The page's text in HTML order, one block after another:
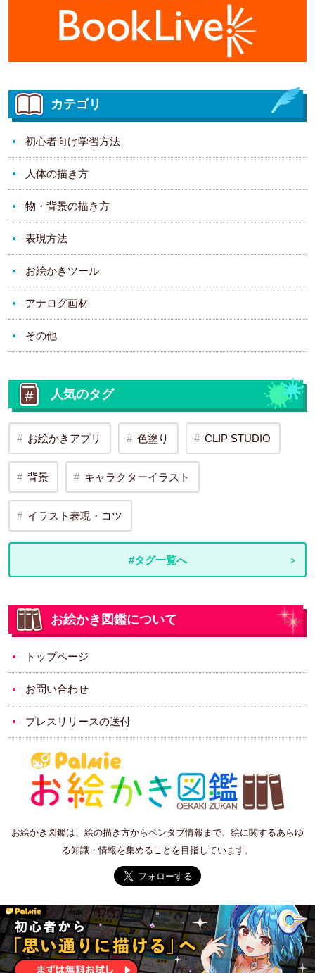
カテゴリ
初心者向け学習方法
人体の描き方
物・背景の描き方
表現方法
お絵かきツール
アナログ画材
その他
人気のタグ
お絵かきアプリ 色塗り CLIP STUDIO
背景 キャラクターイラスト
イラスト表現・コツ
#タグ一覧へ
お絵かき図鑑について
トップページ
お問い合わせ
プレスリリースの送付
お絵かき図鑑は、絵の描き方からペンタブ情報まで、絵に関するあらゆ
る知識・情報を集めることを目指しています。